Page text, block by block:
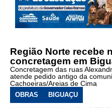
Região Norte recebe
concretagem em
Concretagem das ruas
atende pedido antigo da
Cachoeiras/Areias de Cima
OBRAS BIGUAÇU